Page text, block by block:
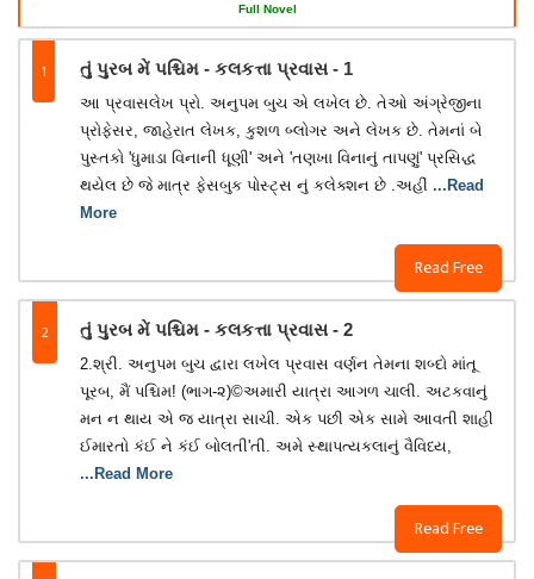
Full Novel
1 તું પુરબ મેં પશ્ચિમ - કલકત્તા પ્રવાસ - 1
Read Free
આ પ્રવાસલેખ પ્રો. અનુપમ બુચ એ લખેલ છે. તેઓ અંગ્રેજીના
પ્રોફેસર, જાહેરાત લેખક, કુશળ બ્લોગર અને લેખક છે. તેમનાં બે
પુસ્તકો 'ધુમાડા વિનાની ધૂણી' અને 'તણખા વિનાનું તાપણું' પ્રસિદ્ધ
થયેલ છે જે માત્ર ફેસબુક પોસ્ટ્સ નું કલેક્શન છે .અહીં ...Read
More
2 તું પુરબ મેં પશ્ચિમ - કલકત્તા પ્રવાસ - 2
Read Free
2.શ્રી. અનુપમ બુચ દ્વારા લખેલ પ્રવાસ વર્ણન તેમના શબ્દો માંતૂ
પૂરબ, મૈં પશ્ચિમ! (ભાગ-૨)©અમારી યાત્રા આગળ ચાલી. અટકવાનું
મન ન થાય એ જ યાત્રા સાચી. એક પછી એક સામે આવતી શાહી
ઈમારતો કંઈ ને કંઈ બોલતી'તી. અમે સ્થાપત્યકલાનું વૈવિધ્ય,
...Read More